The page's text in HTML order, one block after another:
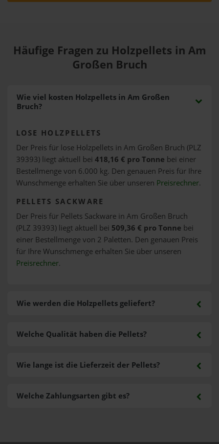
Häufige Fragen zu Holzpellets in Am
Großen Bruch
Wie viel kosten Holzpellets in Am Großen
Bruch?
LOSE HOLZPELLETS
Der Preis für lose Holzpellets in Am Großen Bruch (PLZ
39393) liegt aktuell bei 418,16 € pro Tonne bei einer
Bestellmenge von 6.000 kg. Den genauen Preis für Ihre
Wunschmenge erhalten Sie über unseren Preisrechner.
PELLETS SACKWARE
Der Preis für Pellets Sackware in Am Großen Bruch
(PLZ 39393) liegt aktuell bei 509,36 € pro Tonne bei
einer Bestellmenge von 2 Paletten. Den genauen Preis
für Ihre Wunschmenge erhalten Sie über unseren
Preisrechner.
Wie werden die Holzpellets geliefert?
Welche Zahlungsarten gibt es?
Welche Qualität haben die Pellets?
Wie lange ist die Lieferzeit der Pellets?